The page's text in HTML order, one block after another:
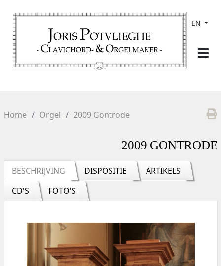
EN
Home Orgel 2009 Gontrode
2009 GONTRODE
BESCHRIJVING DISPOSITIE
ARTIKELS
CD'S
FOTO'S